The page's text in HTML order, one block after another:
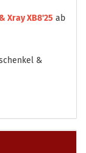
Xray XB8'25 ab
&